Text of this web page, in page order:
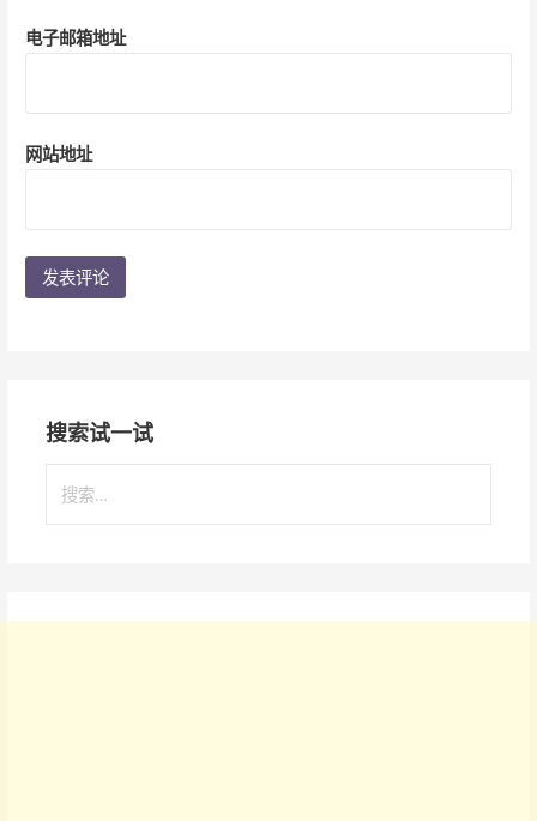
电子邮箱地址
网站地址
搜索试一试
索